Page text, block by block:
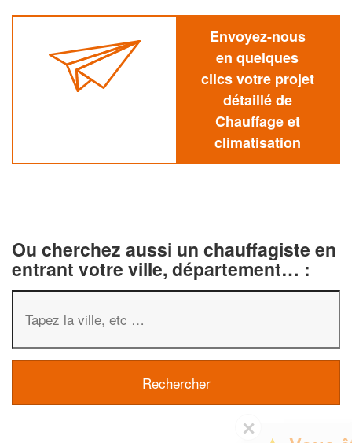
Envoyez-nous
en quelques
clics votre projet
détaillé de
Chauffage et
climatisation
Ou cherchez aussi un chauffagiste en
entrant votre ville, département… :